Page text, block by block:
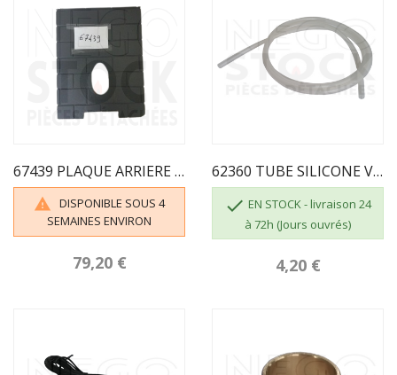
67439 PLAQUE ARRIERE DU FOYER FONTE VIGO/2010

DISPONIBLE SOUS 4
SEMAINES ENVIRON
79,20 €
62360 TUBE SILICONE VENDU AU ML
 EN STOCK - livraison 24
à 72h (Jours ouvrés)
4,20 €